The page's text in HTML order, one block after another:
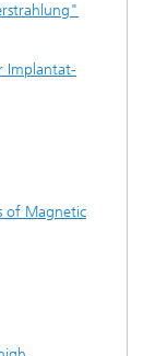
Implantat-
of Magnetic